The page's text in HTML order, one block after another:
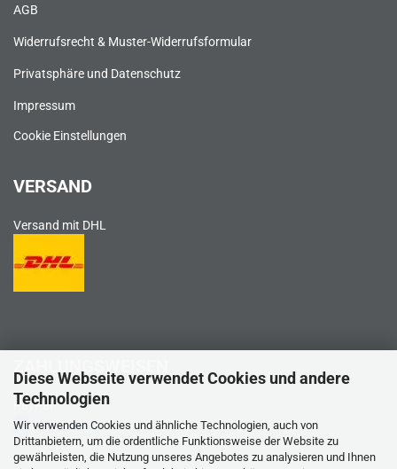
Diese Webseite verwendet Cookies und andere
Technologien
Wir verwenden Cookies und ähnliche Technologien, auch von
Drittanbietern, um die ordentliche Funktionsweise der Website zu
gewährleisten, die Nutzung unseres Angebotes zu analysieren und Ihnen
AGB
Widerrufsrecht & Muster-Widerrufsformular
Privatsphäre und Datenschutz
Impressum
Cookie Einstellungen
VERSAND
Versand mit DHL
ZAHLUNGSWEISEN
PayPal